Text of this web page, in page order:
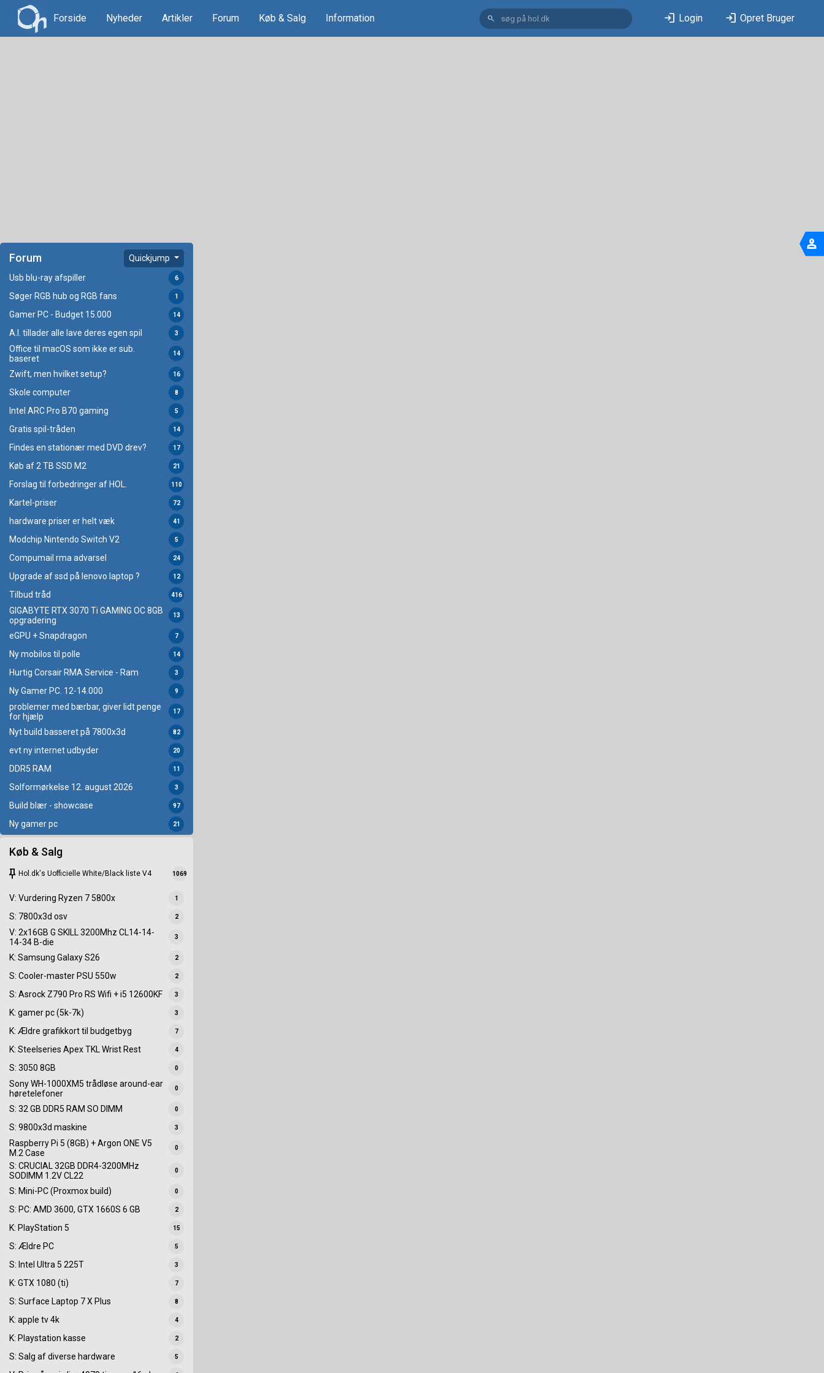
Forside Nyheder Artikler Forum Køb & Salg Information search login Login login Opret Bruger
Forum Quickjump
Usb blu-ray afspiller 6
Søger RGB hub og RGB fans 1
Gamer PC - Budget 15.000 14
A.I. tillader alle lave deres egen spil 3
Office til macOS som ikke er sub.
baseret
14
Zwift, men hvilket setup? 16
Skole computer 8
Intel ARC Pro B70 gaming 5
Gratis spil-tråden 14
Findes en stationær med DVD drev? 17
Køb af 2 TB SSD M2 21
Forslag til forbedringer af HOL. 110
Kartel-priser 72
hardware priser er helt væk 41
Modchip Nintendo Switch V2 5
Compumail rma advarsel 24
Upgrade af ssd på lenovo laptop ? 12
Tilbud tråd 416
GIGABYTE RTX 3070 Ti GAMING OC 8GB
opgradering
13
eGPU + Snapdragon 7
Ny mobilos til polle 14
Hurtig Corsair RMA Service - Ram 3
Ny Gamer PC. 12-14.000 9
problemer med bærbar, giver lidt penge
for hjælp
17
Nyt build basseret på 7800x3d 82
evt ny internet udbyder 20
DDR5 RAM 11
Solformørkelse 12. august 2026 3
Build blær - showcase 97
Ny gamer pc 21
Køb & Salg
keep Hol.dk's Uofficielle White/Black liste V4 1069
V: Vurdering Ryzen 7 5800x 1
S: 7800x3d osv 2
V: 2x16GB G SKILL 3200Mhz CL14-14-
14-34 B-die
3
K: Samsung Galaxy S26 2
S: Cooler-master PSU 550w 2
S: Asrock Z790 Pro RS Wifi + i5 12600KF 3
K: gamer pc (5k-7k) 3
K: Ældre grafikkort til budgetbyg 7
K: Steelseries Apex TKL Wrist Rest 4
S: 3050 8GB 0
Sony WH-1000XM5 trådløse around-ear
høretelefoner
0
S: 32 GB DDR5 RAM SO DIMM 0
S: 9800x3d maskine 3
Raspberry Pi 5 (8GB) + Argon ONE V5
M.2 Case
0
S: CRUCIAL 32GB DDR4-3200MHz
SODIMM 1.2V CL22
0
S: Mini-PC (Proxmox build) 0
S: PC: AMD 3600, GTX 1660S 6 GB 2
K: PlayStation 5 15
S: Ældre PC 5
S: Intel Ultra 5 225T 3
K: GTX 1080 (ti) 7
S: Surface Laptop 7 X Plus 8
K: apple tv 4k 4
K: Playstation kasse 2
S: Salg af diverse hardware 5
person